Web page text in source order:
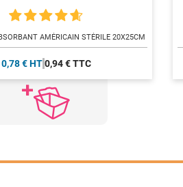
AMÉRICAIN STÉRILE 20X25CM
0,78 € HT 0,94 € TTC